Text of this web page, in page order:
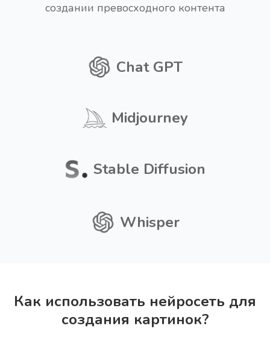
создании превосходного контента
Chat GPT
Midjourney
Stable Diffusion
Whisper
Как использовать нейросеть для
создания картинок?